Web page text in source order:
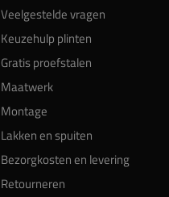
Veelgestelde vragen
Keuzehulp plinten
Gratis proefstalen
Maatwerk
Montage
Lakken en spuiten
Bezorgkosten en levering
Retourneren